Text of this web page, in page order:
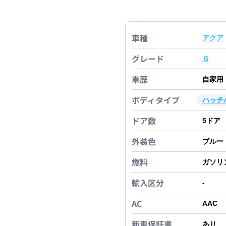
車種 アクア
グレード Ｇ
車歴 自家用
ボディタイプ ハッチ
ドア数 5 ドア
外装色 ブルー
燃料 ガソリ
輸入区分 -
AC AAC
あり